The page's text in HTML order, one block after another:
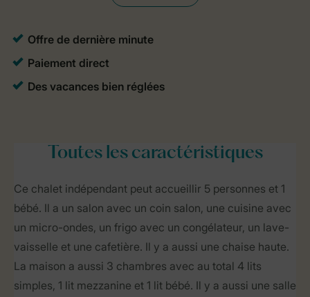
Toutesles caractéristiques
Ce chalet indépendant peut accueillir 5 personnes et 1
bébé. Il a un salon avec un coin salon, une cuisine avec
un micro-ondes, un frigo avec un congélateur, un lave-
vaisselle et une cafetière. Il y a aussi une chaise haute.
La maison a aussi 3 chambres avec au total 4 lits
simples, 1 lit mezzanine et 1 lit bébé. Il y a aussi une salle